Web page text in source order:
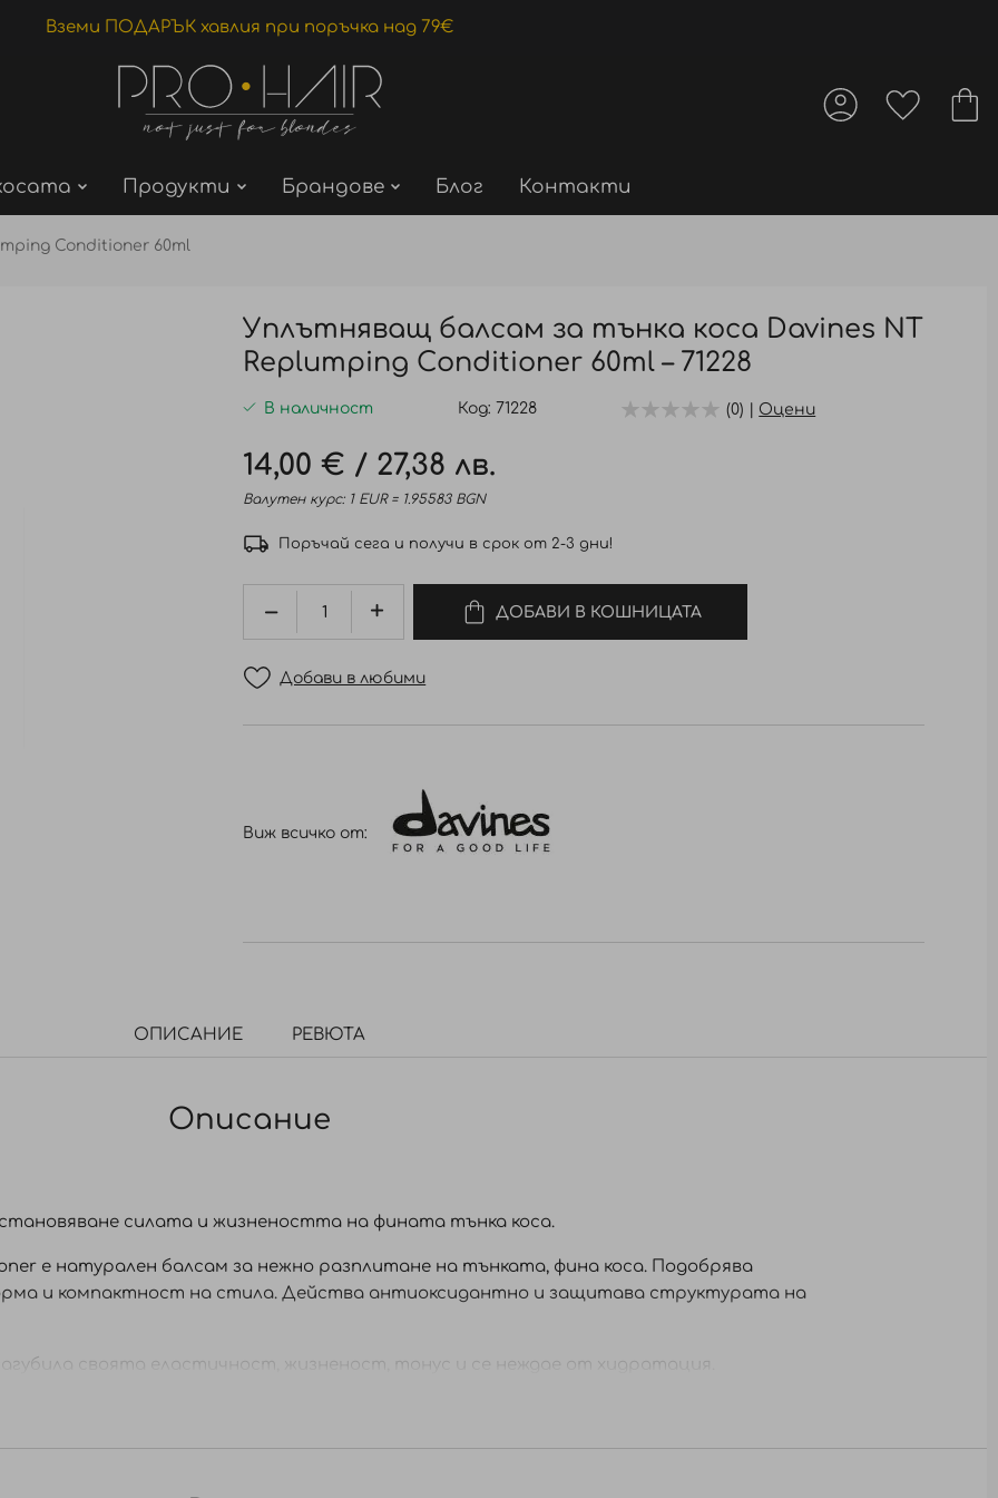
Вземи ПОДАРЪК хавлия при поръчка над 79€
Продукти Брандове Блог Контакти
Conditioner 60ml
Уплътняващ балсам за тънка коса Davines NT
Replumping Conditioner 60ml – 71228
В наличност Код 71228 (0) | Оцени
14,00 € / 27,38 лв.
Валутен курс: 1 EUR = 1.95583 BGN
Поръчай сега и получи в срок от 2-3 дни!
ДОБАВИ В КОШНИЦАТА
Добави в любими
Виж всичко от:
ОПИСАНИЕ РЕВЮТА
Описание
силата и жизнеността на фината тънка коса.
е натурален балсам за нежно разплитане на тънката, фина коса. Подобрява
и компактност на стила. Действа антиоксидантно и защитава структурата на
своята еластичност, жизненост, тонус и се неждае от хидратация.
на полифеноли и флаваноиди, които са ценни антиоксидантни съставки, борят се